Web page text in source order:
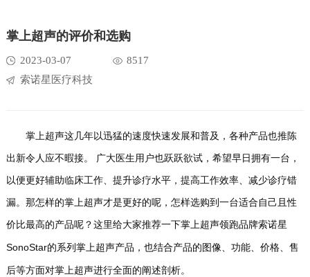
盟
我
掌上超声的评价和选购
2023-03-07
8517
索诺星医疗科技
掌上超声这几年以迅猛的速度快速发展和普及，各种产品也推陈
出新令人应不暇接。
广大医生用户也跃跃欲试，希望早日拥有一台，
以便更好辅助临床工作、提升诊疗水平，提高工作效率、减少诊疗错
漏。 那怎样的掌上超声才是更好的呢，怎样选购到一台适合自己且性
价比最高的产品呢？ 这里给大家推荐一下掌上超声领跑品牌索诺星
SonoStar的系列掌上超声产品，也结合产品的图像、功能、价格、售
后等方面对掌上超声进行全面的阐述剖析。